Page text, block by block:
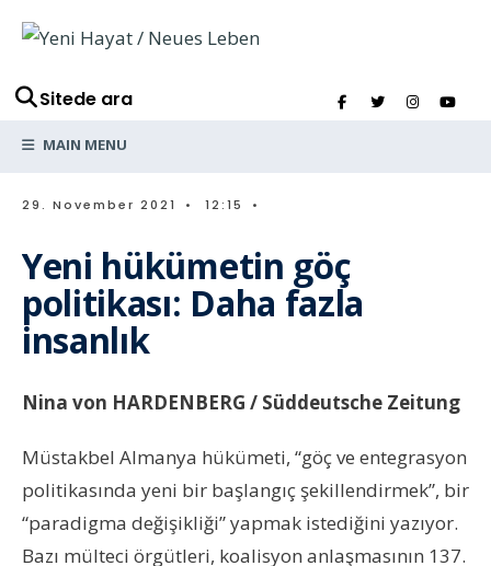
Sitede ara
MAIN MENU
29. November 2021 • 12:15 •
Yeni hükümetin göç
politikası: Daha fazla
insanlık
Nina von HARDENBERG / Süddeutsche Zeitung
Müstakbel Almanya hükümeti, “göç ve entegrasyon
politikasında yeni bir başlangıç şekillendirmek”, bir
“paradigma değişikliği” yapmak istediğini yazıyor.
Bazı mülteci örgütleri, koalisyon anlaşmasının 137.